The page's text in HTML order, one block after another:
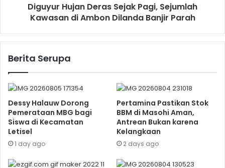
Diguyur Hujan Deras Sejak Pagi, Sejumlah
Kawasan di Ambon Dilanda Banjir Parah
Berita Serupa
Dessy Halauw Dorong
Pemerataan MBG bagi
Siswa di Kecamatan
Letisel
1 day ago
Pertamina Pastikan Stok
BBM di Masohi Aman,
Antrean Bukan karena
Kelangkaan
2 days ago